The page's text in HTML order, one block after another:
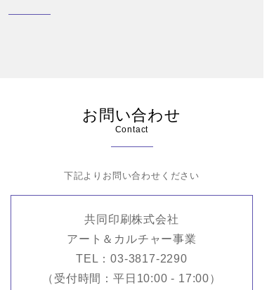
お問い合わせ
Contact
下記よりお問い合わせください
共同印刷株式会社
アート＆カルチャー事業
TEL：03-3817-2290
（受付時間：平日10:00 - 17:00）